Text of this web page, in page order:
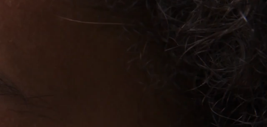
Widerspruchs.
ein Wirkstoff in den Körper gelangt. Ob
wie stark der Wirkstoff wirkt.
gewünschten Effekt und den